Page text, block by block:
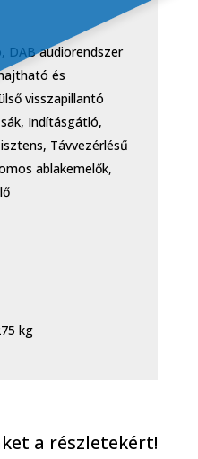
DAB audiorendszer
és
visszapillantó
Indításgátló,
Távvezérlésű
ablakemelők,
kg
a részletekért!